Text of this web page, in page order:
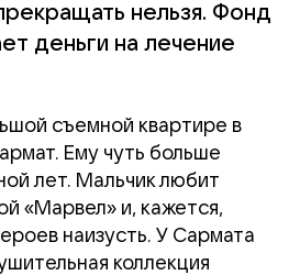
нельзя. Фонд
деньги на лечение
съемной квартире в
Ему чуть больше
лет. Мальчик любит
«Марвел» и, кажется,
наизусть. У Сармата
коллекция